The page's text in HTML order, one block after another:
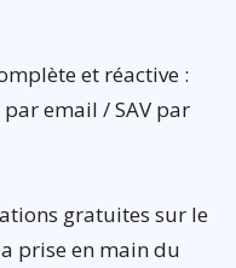
et réactive :
email / SAV par
gratuites sur le
prise en main du